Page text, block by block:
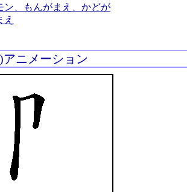
ン、もんがまえ、かどが
え
ニメーション